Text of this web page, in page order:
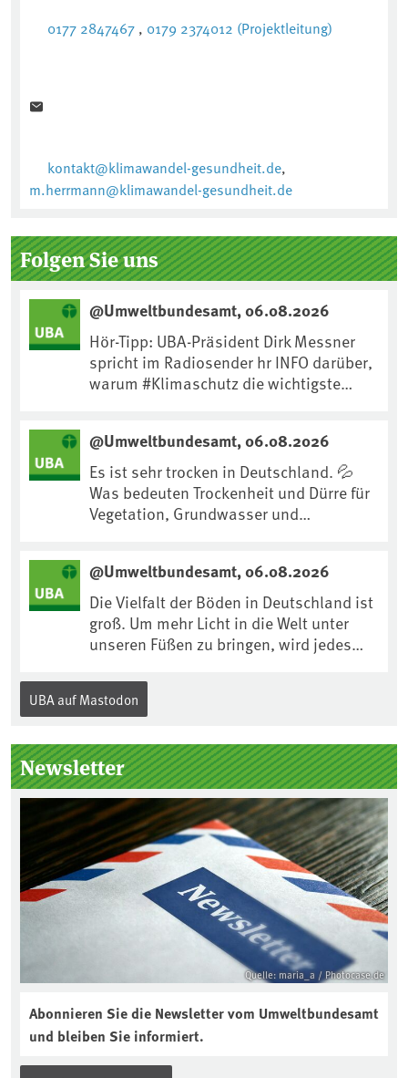
0177 2847467 , 0179 2374012 (Projektleitung)
kontakt@klimawandel-gesundheit.de,
m.herrmann@klimawandel-gesundheit.de
Folgen Sie uns
@Umweltbundesamt, 06.08.2026
Hör-Tipp: UBA-Präsident Dirk Messner
spricht im Radiosender hr INFO darüber,
warum #Klimaschutz die wichtigste
https://www.ardsounds.de/episode/urn
:ard:episode:0e7cf1c4b819c26d/
@Umweltbundesamt, 06.08.2026
Es ist sehr trocken in Deutschland. 💦
Was bedeuten Trockenheit und Dürre für
Vegetation, Grundwasser und
anpassen?🤔Antworten auf diese und
weitere Fragen auf unserer Webseite:
www.uba.de/trockenheit #Trockenheit
#Klimawandel
@Umweltbundesamt, 06.08.2026
Die Vielfalt der Böden in Deutschland ist
groß. Um mehr Licht in die Welt unter
unseren Füßen zu bringen, wird jedes
Internationalen Tag des Bodens, der
„Boden des Jahres“ vorgestellt. Das UBA
Kuratorium, wie wird der Boden des
Jahres ausgewählt und was passiert
eigentlich während eines solchen
Bodenjahres? Infos dazu gibt es im
aktuellen Podcast „Soilcast“. Jetzt
reinhören:
https://soilcast.de/interview/sc202-
interview-die-kuer-der-krume/
UBA auf Mastodon
Newsletter
Quelle: maria_a / Photocase.de
Abonnieren Sie die Newsletter vom Umweltbundesamt
und bleiben Sie informiert.